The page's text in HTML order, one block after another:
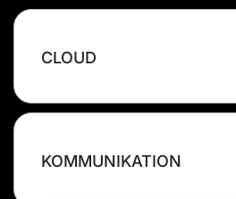
CLOUD
KOMMUNIKATION